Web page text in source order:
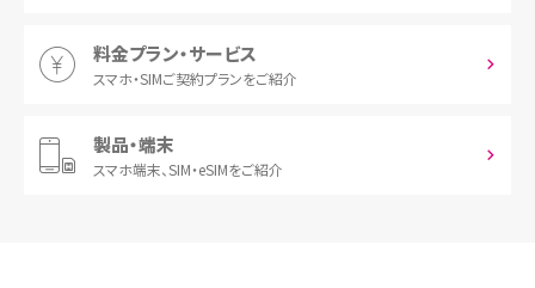
料金プラン・サービス
スマホ・SIMご契約プランをご紹介
製品・端末
スマホ端末、SIM・eSIMをご紹介